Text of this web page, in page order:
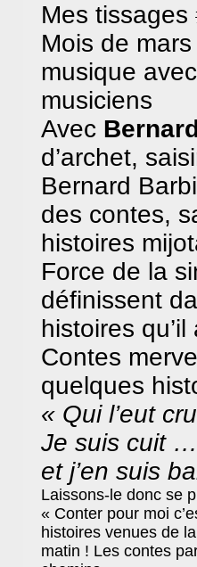
Mes
Mois de
musique
musiciens
Avec
d’archet,
Bernard
des contes,
histoires
Force de la
définissent
histoires
Contes
quelques
« Qui l’eut
Je suis cuit …
et j’en suis
Laissons-le donc se
« Conter pour moi
histoires venues de
matin ! Les contes